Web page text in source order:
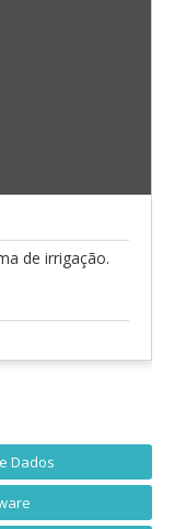
de irrigação.
Dados